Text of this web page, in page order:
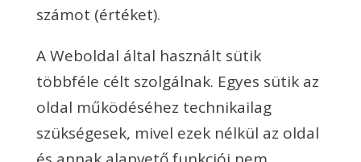
számot (értéket).
A Weboldal által használt sütik
többféle célt szolgálnak. Egyes sütik az
oldal működéséhez technikailag
szükségesek, mivel ezek nélkül az oldal